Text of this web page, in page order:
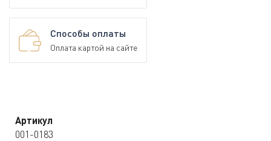
Способы оплаты
Оплата картой на сайте
Артикул
001-0183